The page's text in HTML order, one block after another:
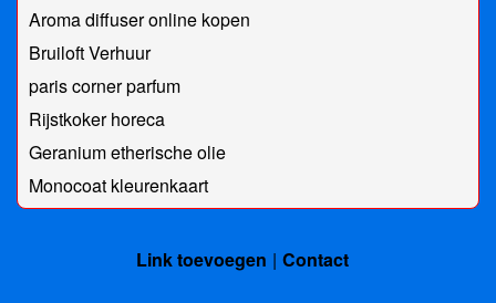
Aroma diffuser online kopen
Bruiloft Verhuur
paris corner parfum
Rijstkoker horeca
Geranium etherische olie
Monocoat kleurenkaart
Link toevoegen Contact